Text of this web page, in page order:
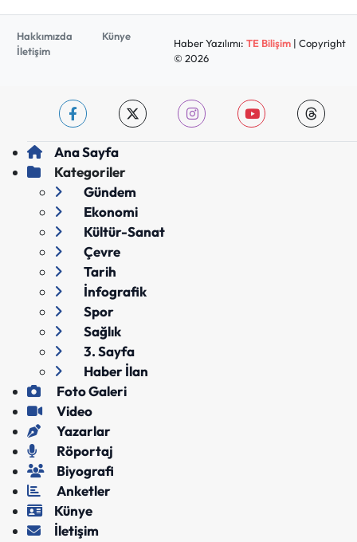
Hakkımızda
Künye
İletişim
Haber Yazılımı: TE Bilişim| Copyright
© 2026
Ana Sayfa
Kategoriler
Gündem
Ekonomi
Kültür-Sanat
Çevre
Tarih
İnfografik
Spor
Sağlık
3. Sayfa
Haber İlan
Foto Galeri
Video
Yazarlar
Röportaj
Biyografi
Anketler
Künye
İletişim